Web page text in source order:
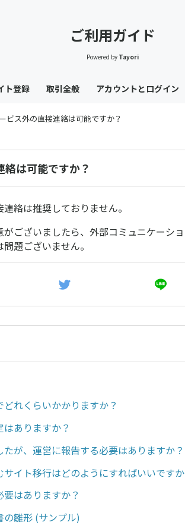
ご利用ガイド
Powered by Tayori
ト登録 取引全般 アカウントとログイン
ビス外の直接連絡は可能ですか？
は可能ですか？
絡は推奨しておりません。
がございましたら、外部コミュニケーシ
題ございません。
れくらいかかりますか？
ありますか？
が、運営に報告する必要はありますか？
イト移行はどのようにすればいいですか
はありますか？
の雛形 (サンプル)